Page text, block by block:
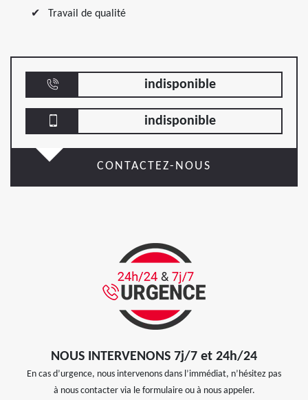
Travail de qualité
indisponible
indisponible
CONTACTEZ-NOUS
NOUS INTERVENONS 7j/7 et 24h/24
En cas d’urgence, nous intervenons dans l’immédiat, n’hésitez pas
à nous contacter via le formulaire ou à nous appeler.